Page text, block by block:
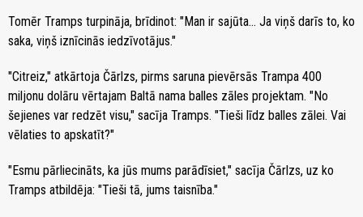
Tomēr Tramps turpināja, brīdinot: "Man ir sajūta... Ja viņš darīs to, ko
saka, viņš iznīcinās iedzīvotājus."
"Citreiz," atkārtoja Čārlzs, pirms saruna pievērsās Trampa 400
miljonu dolāru vērtajam Baltā nama balles zāles projektam. "No
šejienes var redzēt visu," sacīja Tramps. "Tieši līdz balles zālei. Vai
vēlaties to apskatīt?"
"Esmu pārliecināts, ka jūs mums parādīsiet," sacīja Čārlzs, uz ko
Tramps atbildēja: "Tieši tā, jums taisnība."